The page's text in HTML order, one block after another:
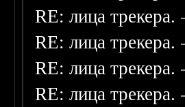
RE: лица трекера.
RE: лица трекера.
RE: лица трекера.
RE: лица трекера.